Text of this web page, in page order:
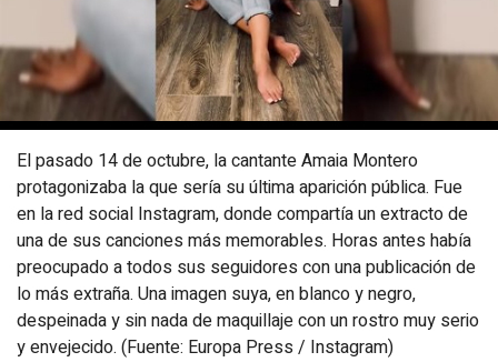
El pasado 14 de octubre, la cantante Amaia Montero
protagonizaba la que sería su última aparición pública. Fue
en la red social Instagram, donde compartía un extracto de
una de sus canciones más memorables. Horas antes había
preocupado a todos sus seguidores con una publicación de
lo más extraña. Una imagen suya, en blanco y negro,
despeinada y sin nada de maquillaje con un rostro muy serio
y envejecido. (Fuente: Europa Press / Instagram)